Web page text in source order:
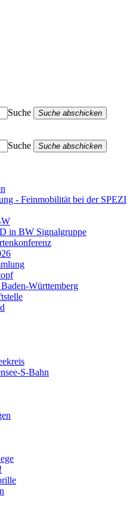
Suche
Suche abschicken
Suche
Suche abschicken
- Feinmobilität bei der SPEZI
in BW Signalgruppe
Württemberg
S-Bahn